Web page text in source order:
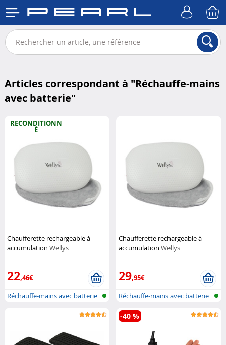
Articles correspondant à "Réchauffe-mains
avec batterie"
RECONDITIONN
É
Chaufferette rechargeable à
accumulation Wellys
22,46€
Réchauffe-mains avec batterie
Chaufferette rechargeable à
accumulationWellys
29,95€
Réchauffe-mains avec batterie
-40 %